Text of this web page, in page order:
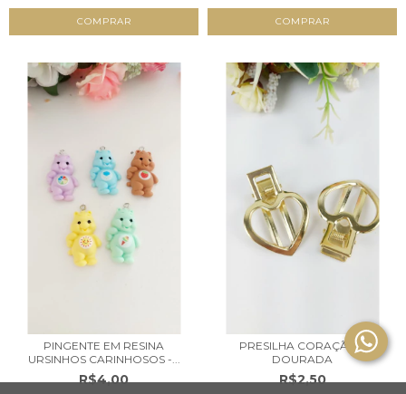
PINGENTE EM RESINA
URSINHOS CARINHOSOS -...
R$4,00
PRESILHA CORAÇÃO -
DOURADA
R$2,50